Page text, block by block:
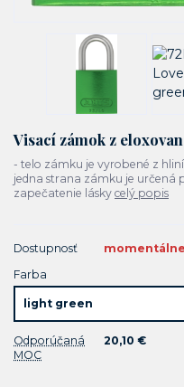
Visací zámok z
- telo zámku je vyrobené z
jedna strana zámku je určená
zapečatenie lásky celý popis
Dostupnosť
Farba
Odporúčaná
MOC
20,10 €